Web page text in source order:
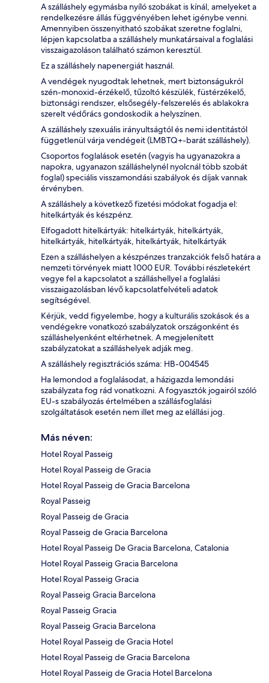
A szálláshely egymásba nyíló szobákat is kínál, amelyeket a
rendelkezésre állás függvényében lehet igénybe venni.
Amennyiben összenyitható szobákat szeretne foglalni,
lépjen kapcsolatba a szálláshely munkatársaival a foglalási
visszaigazoláson található számon keresztül.
Ez a szálláshely napenergiát használ.
A vendégek nyugodtak lehetnek, mert biztonságukról
szén-monoxid-érzékelő, tűzoltó készülék, füstérzékelő,
biztonsági rendszer, elsősegély-felszerelés és ablakokra
szerelt védőrács gondoskodik a helyszínen.
A szálláshely szexuális irányultságtól és nemi identitástól
függetlenül várja vendégeit (LMBTQ+-barát szálláshely).
Csoportos foglalások esetén (vagyis ha ugyanazokra a
napokra, ugyanazon szálláshelynél nyolcnál több szobát
foglal) speciális visszamondási szabályok és díjak vannak
érvényben.
A szálláshely a következő fizetési módokat fogadja el:
hitelkártyák és készpénz.
Elfogadott hitelkártyák: hitelkártyák, hitelkártyák,
hitelkártyák, hitelkártyák, hitelkártyák, hitelkártyák
Ezen a szálláshelyen a készpénzes tranzakciók felső határa a
nemzeti törvények miatt 1000 EUR. További részletekért
vegye fel a kapcsolatot a szálláshellyel a foglalási
visszaigazolásban lévő kapcsolatfelvételi adatok
segítségével.
Kérjük, vedd figyelembe, hogy a kulturális szokások és a
vendégekre vonatkozó szabályzatok országonként és
szálláshelyenként eltérhetnek. A megjelenített
szabályzatokat a szálláshelyek adják meg.
A szálláshely regisztrációs száma: HB-004545
Ha lemondod a foglalásodat, a házigazda lemondási
szabályzata fog rád vonatkozni. A fogyasztók jogairól szóló
EU-s szabályozás értelmében a szállásfoglalási
szolgáltatások esetén nem illet meg az elállási jog.
Más néven:
Hotel Royal Passeig
Hotel Royal Passeig de Gracia
Hotel Royal Passeig de Gracia Barcelona
Royal Passeig
Royal Passeig de Gracia
Royal Passeig de Gracia Barcelona
Hotel Royal Passeig De Gracia Barcelona, Catalonia
Hotel Royal Passeig Gracia Barcelona
Hotel Royal Passeig Gracia
Royal Passeig Gracia Barcelona
Royal Passeig Gracia
Royal Passeig Gracia Barcelona
Hotel Royal Passeig de Gracia Hotel
Hotel Royal Passeig de Gracia Barcelona
Hotel Royal Passeig de Gracia Hotel Barcelona